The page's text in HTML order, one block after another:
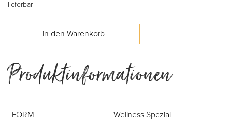
lieferbar
Produktinformationen
FORM Wellness Spezial